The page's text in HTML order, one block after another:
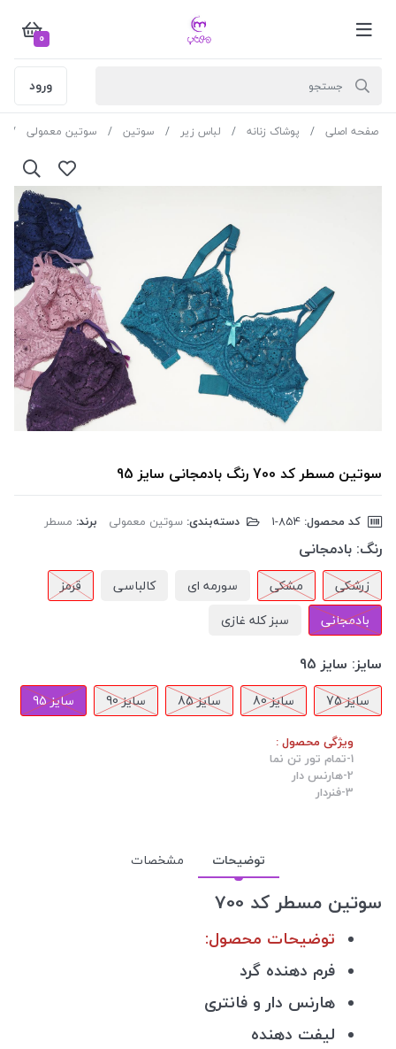
0
ورود
صفحه اصلی پوشاک زنانه لباس زیر سوتین سوتین معمولی
سوتین مسطر کد 700 رنگ بادمجانی سایز 95
کد محصول: دسته‌بندی: سوتین معمولی برند: مسطر
رنگ: بادمجانی
زرشکی مشکی سورمه ای کالباسی
قرمز
بادمجانی
سبز کله غازی
سایز: سایز 95
سایز 75 سایز 80 سایز 85 سایز 90 سایز 95
ویژگی محصول :
1-تمام تور تن نما
2-هارنس دار
3-فنردار
توضیحات مشخصات
سوتین مسطر کد 700
توضیحات محصول:
فرم دهنده گرد
هارنس دار و فانتری
لیفت دهنده